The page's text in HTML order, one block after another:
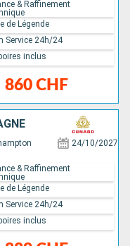
860 CHF
& Raffinement
de Légende
Service 24h/24
inclus
24/10/2027
& Raffinement
de Légende
Service 24h/24
inclus